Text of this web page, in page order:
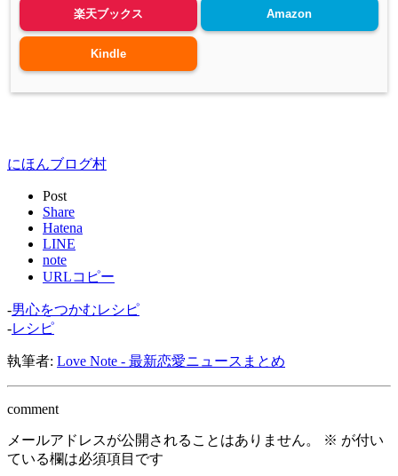
楽天ブックス Amazon
Kindle
にほんブログ村
Post
Share
Hatena
LINE
note
URLコピー
-男心をつかむレシピ
-レシピ
執筆者: Love Note - 最新恋愛ニュースまとめ
comment
メールアドレスが公開されることはありません。 ※ が付い
ている欄は必須項目です